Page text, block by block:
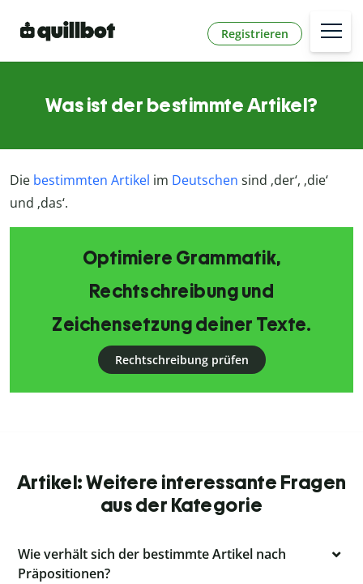
Registrieren
Was ist der bestimmte Artikel?
Die bestimmten Artikel im Deutschen sind ‚der‘, ‚die‘
und ‚das‘.
Optimiere Grammatik,
Rechtschreibung und
Zeichensetzung deiner Texte.
Rechtschreibung prüfen
Artikel: Weitere interessante Fragen
aus der Kategorie
Wie verhält sich der bestimmte Artikel nach
Präpositionen?